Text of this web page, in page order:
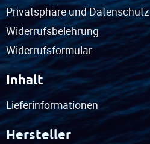
Privatsphäre und Datenschutz
Widerrufsbelehrung
Widerrufsformular
Inhalt
Lieferinformationen
Hersteller